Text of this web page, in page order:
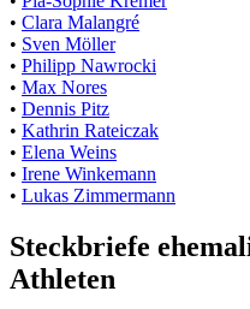
• Clara Malangré
• Sven Möller
• Philipp Nawrocki
• Max Nores
• Dennis Pitz
• Kathrin Rateiczak
• Elena Weins
• Irene Winkemann
• Lukas Zimmermann
Steckbriefe
Athleten